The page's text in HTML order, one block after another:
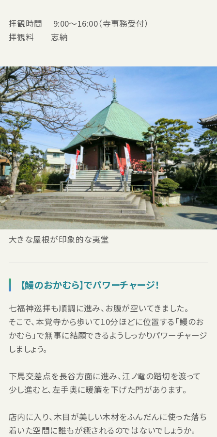
拝観時間 9:00〜16:00（寺事務受付）
拝観料 志納
大きな屋根が印象的な夷堂
【鰻のおかむら】でパワーチャージ！
七福神巡拝も順調に進み、お腹が空いてきました。
そこで、本覚寺から歩いて10分ほどに位置する「鰻のお
かむら」で無事に結願できるようしっかりパワーチャージ
しましょう。
下馬交差点を長谷方面に進み、江ノ電の踏切を渡って
少し進むと、左手奥に暖簾を下げた門があります。
店内に入り、木目が美しい木材をふんだんに使った落ち
着いた空間に誰もが癒されるのではないでしょうか。